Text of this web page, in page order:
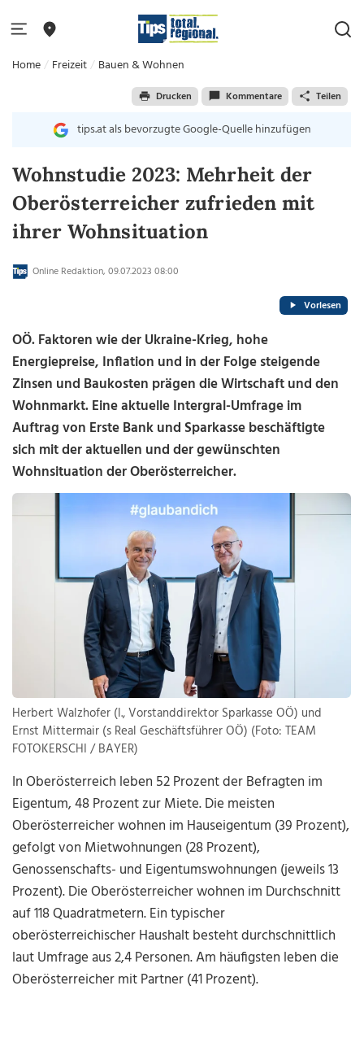
Home Freizeit Bauen & Wohnen
Drucken Kommentare Teilen
tips.at als bevorzugte Google-Quelle hinzufügen
Wohnstudie 2023: Mehrheit der
Oberösterreicher zufrieden mit
ihrer Wohnsituation
Online Redaktion, 09.07.2023 08:00
Vorlesen
OÖ. Faktoren wie der Ukraine-Krieg, hohe
Energiepreise, Inflation und in der Folge steigende
Zinsen und Baukosten prägen die Wirtschaft und den
Wohnmarkt. Eine aktuelle Intergral-Umfrage im
Auftrag von Erste Bank und Sparkasse beschäftigte
sich mit der aktuellen und der gewünschten
Wohnsituation der Oberösterreicher.
Herbert Walzhofer (l., Vorstanddirektor Sparkasse OÖ) und
Ernst Mittermair (s Real Geschäftsführer OÖ) (Foto: TEAM
FOTOKERSCHI / BAYER)
In Oberösterreich leben 52 Prozent der Befragten im
Eigentum, 48 Prozent zur Miete. Die meisten
Oberösterreicher wohnen im Hauseigentum (39 Prozent),
gefolgt von Mietwohnungen (28 Prozent),
Genossenschafts- und Eigentumswohnungen (jeweils 13
Prozent). Die Oberösterreicher wohnen im Durchschnitt
auf 118 Quadratmetern. Ein typischer
oberösterreichischer Haushalt besteht durchschnittlich
laut Umfrage aus 2,4 Personen. Am häufigsten leben die
Oberösterreicher mit Partner (41 Prozent).